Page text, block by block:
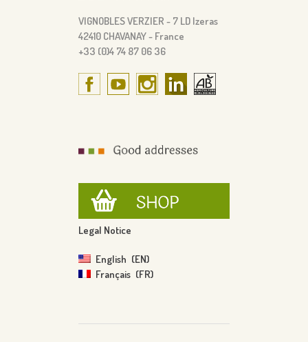
VIGNOBLES VERZIER - 7 LD Izeras
42410 CHAVANAY - France
+33 (0)4 74 87 06 36
Legal Notice
English
EN
Français
FR